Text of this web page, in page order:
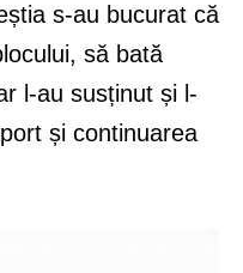
s-au bucurat că
să bată
l-au susținut și l-
și continuarea